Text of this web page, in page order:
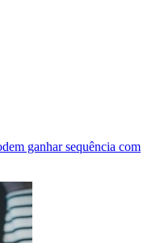
ganhar sequência com